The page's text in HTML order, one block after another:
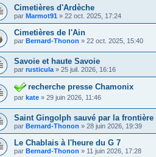
Cimetières d'Ardèche
par Marmot91 » 22 oct. 2025, 17:24
Cimetières de l'Ain
par Bernard-Thonon » 22 oct. 2025, 15:40
Savoie et haute Savoie
par rusticula » 25 juil. 2026, 16:16
recherche presse Chamonix
par kate » 29 juin 2026, 11:46
Saint Gingolph sauvé par la frontière
par Bernard-Thonon » 28 juin 2026, 19:39
Le Chablais à l'heure du G 7
par Bernard-Thonon » 11 juin 2026, 17:28